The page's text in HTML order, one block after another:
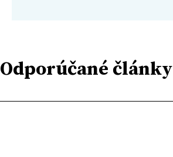
Odporúčané články